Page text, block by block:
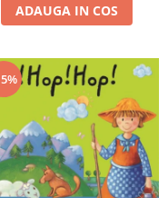
ADAUGA IN COS